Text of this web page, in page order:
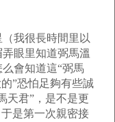
很長時間里以
眼里知道弼馬溫
會知道這“弼馬
”恐怕足夠有些誠
天君”，是不是更
是第一次親密接